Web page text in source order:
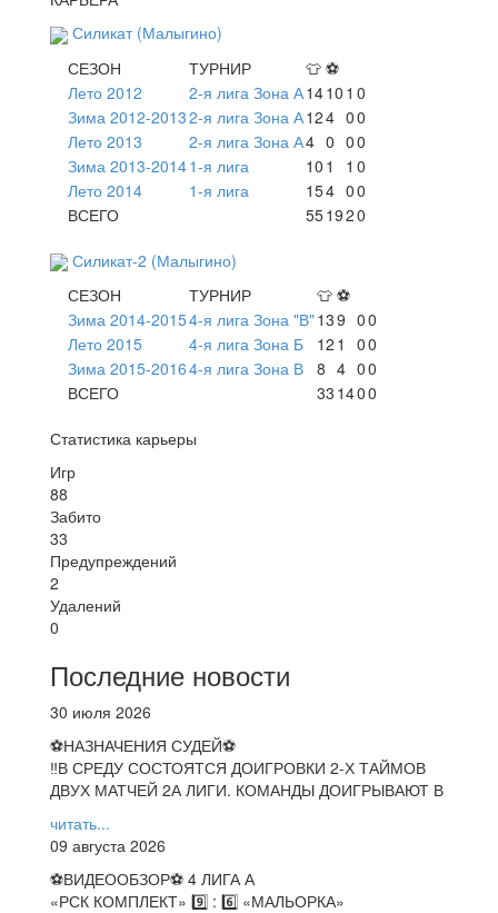
Силикат (Малыгино)
СЕЗОН
ТУРНИР 👕 ⚽
Лето 2012
2-я лига Зона А1410 1 0
Зима 2012-20132-я лига Зона А124 00
Лето 2013
2-я лига Зона А4 0 00
Зима 2013-20141-я лига 10 1 1 0
Лето 2014
1-я лига 154 00
ВСЕГО
551920
Силикат-2 (Малыгино)
СЕЗОН
ТУРНИР 👕 ⚽
Зима 2014-20154-я лига Зона "В"139 00
Лето 2015
4-я лига Зона Б 12 1 00
Зима 2015-20164-я лига Зона В 8 4 00
ВСЕГО
33 1400
Статистика карьеры
Игр
88
Забито
33
Предупреждений
2
Удалений
0
Последние новости
30 июля 2026
⚽НАЗНАЧЕНИЯ СУДЕЙ⚽
‼В СРЕДУ СОСТОЯТСЯ ДОИГРОВКИ 2-Х ТАЙМОВ
ДВУХ МАТЧЕЙ 2А ЛИГИ. КОМАНДЫ ДОИГРЫВАЮТ В
читать...
09 августа 2026
⚽️ВИДЕООБЗОР⚽️ 4 ЛИГА А
«РСК КОМПЛЕКТ» 9️⃣ : 6️⃣ «МАЛЬОРКА»